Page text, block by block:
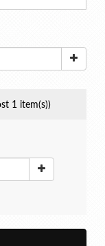
1 item(s))